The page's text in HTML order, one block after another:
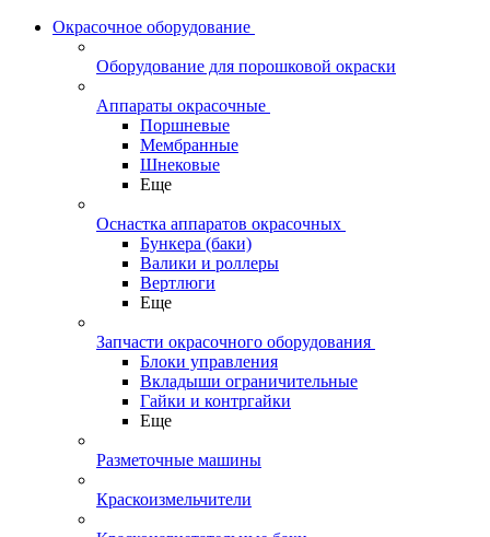
Окрасочное оборудование
Оборудование для порошковой окраски
Аппараты окрасочные
Поршневые
Мембранные
Шнековые
Еще
Оснастка аппаратов окрасочных
Бункера (баки)
Валики и роллеры
Вертлюги
Еще
Запчасти окрасочного оборудования
Блоки управления
Вкладыши ограничительные
Гайки и контргайки
Еще
Разметочные машины
Краскоизмельчители